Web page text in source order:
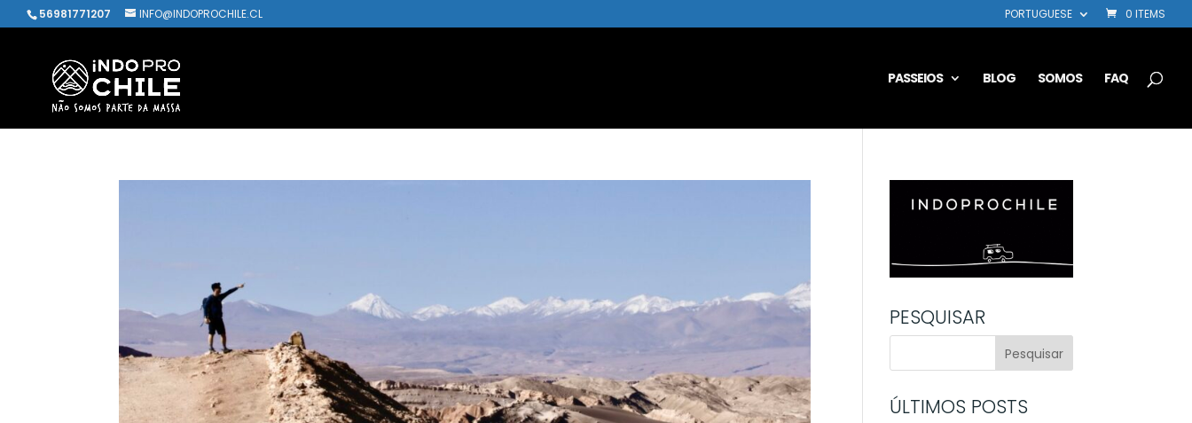
56981771207 INFO@INDOPROCHILE.CL PORTUGUESE 0 ITEMS
PASSEIOS BLOG SOMOS FAQ
PESQUISAR
ÚLTIMOS POSTS